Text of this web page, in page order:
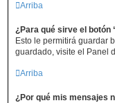
Arriba
¿Para qué sirve el botón
Esto le permitirá guardar
guardado, visite el Panel
Arriba
¿Por qué mis mensajes